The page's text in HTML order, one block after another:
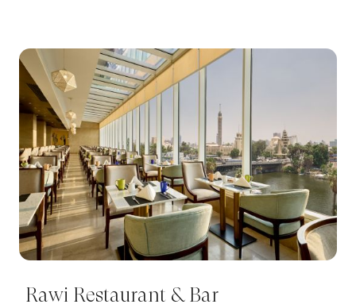
Rawi Restaurant & Bar